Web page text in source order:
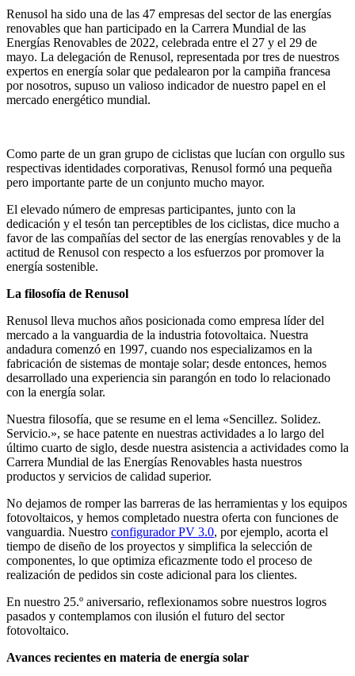
Renusol ha sido una de las 47 empresas del sector de las energías
renovables que han participado en la Carrera Mundial de las
Energías Renovables de 2022, celebrada entre el 27 y el 29 de
mayo. La delegación de Renusol, representada por tres de nuestros
expertos en energía solar que pedalearon por la campiña francesa
por nosotros, supuso un valioso indicador de nuestro papel en el
mercado energético mundial.
Como parte de un gran grupo de ciclistas que lucían con orgullo sus
respectivas identidades corporativas, Renusol formó una pequeña
pero importante parte de un conjunto mucho mayor.
El elevado número de empresas participantes, junto con la
dedicación y el tesón tan perceptibles de los ciclistas, dice mucho a
favor de las compañías del sector de las energías renovables y de la
actitud de Renusol con respecto a los esfuerzos por promover la
energía sostenible.
La filosofía de Renusol
Renusol lleva muchos años posicionada como empresa líder del
mercado a la vanguardia de la industria fotovoltaica. Nuestra
andadura comenzó en 1997, cuando nos especializamos en la
fabricación de sistemas de montaje solar; desde entonces, hemos
desarrollado una experiencia sin parangón en todo lo relacionado
con la energía solar.
Nuestra filosofía, que se resume en el lema «Sencillez. Solidez.
Servicio.», se hace patente en nuestras actividades a lo largo del
último cuarto de siglo, desde nuestra asistencia a actividades como la
Carrera Mundial de las Energías Renovables hasta nuestros
productos y servicios de calidad superior.
No dejamos de romper las barreras de las herramientas y los equipos
fotovoltaicos, y hemos completado nuestra oferta con funciones de
vanguardia. Nuestro configurador PV 3.0, por ejemplo, acorta el
tiempo de diseño de los proyectos y simplifica la selección de
componentes, lo que optimiza eficazmente todo el proceso de
realización de pedidos sin coste adicional para los clientes.
En nuestro 25.º aniversario, reflexionamos sobre nuestros logros
pasados y contemplamos con ilusión el futuro del sector
fotovoltaico.
Avances recientes en materia de energía solar